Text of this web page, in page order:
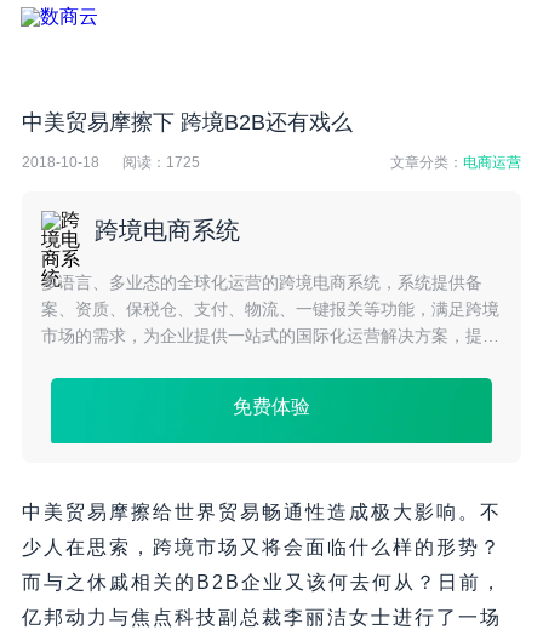
中美贸易摩擦下 跨境B2B还有戏么
2018-10-18 阅读： 1725 文章分类：电商运营
跨境电商系统
多语言、多业态的全球化运营的跨境电商系统，系统提供备
案、资质、保税仓、支付、物流、一键报关等功能，满足跨境
市场的需求，为企业提供一站式的国际化运营解决方案，提升
免费体验
中美贸易摩擦给世界贸易畅通性造成极大影响。不
少人在思索，跨境市场又将会面临什么样的形势？
而与之休戚相关的B2B企业又该何去何从？日前，
亿邦动力与焦点科技副总裁李丽洁女士进行了一场